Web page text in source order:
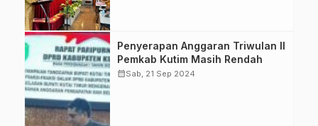
GoodGovernance,
SPBE
DPRD Kutai Timur
adakan Sidang
Paripurna untuk
menyampaikan
tanggapan Bupati
terkait Raperda
Penyerapan Anggaran Triwulan II
Pemkab Kutim Masih Rendah
calendar_monthSab, 21 Sep 2024